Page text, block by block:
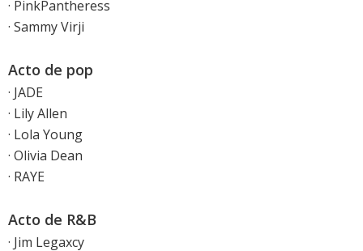
· PinkPantheress
· Sammy Virji
Acto de pop
· JADE
· Lily Allen
· Lola Young
· Olivia Dean
· RAYE
Acto de R&B
· Jim Legaxcy